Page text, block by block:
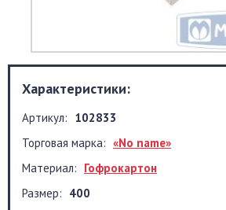
Характеристики:
Артикул: 102833
Торговая марка: «No name»
Материал: Гофрокартон
Размер: 400